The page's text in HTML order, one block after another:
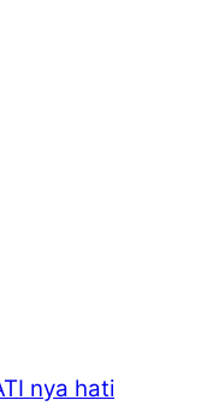
nya hati